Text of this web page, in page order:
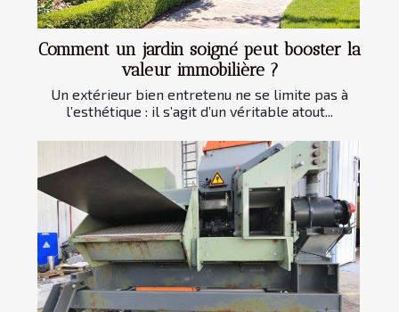
Comment un jardin soigné peut booster la
valeur immobilière ?
Un extérieur bien entretenu ne se limite pas à
l’esthétique : il s’agit d’un véritable atout...